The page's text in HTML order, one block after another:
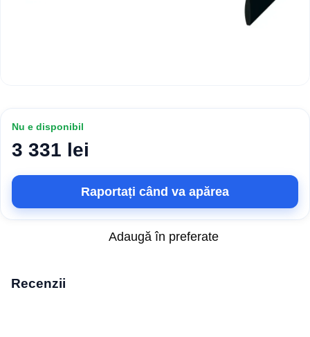
Nu e disponibil
3 331 lei
Raportați când va apărea
Adaugă în preferate
Recenzii